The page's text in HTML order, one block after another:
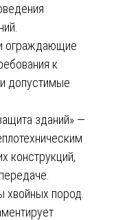
ограждающие
к
допустимые
зданий» —
конструкций,
пород.